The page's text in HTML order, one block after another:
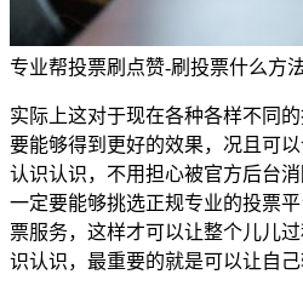
专业帮投票刷点赞-刷投票什么方
实际上这对于现在各种各样不同
要能够得到更好的效果，况且可
认识认识，不用担心被官方后台
一定要能够挑选正规专业的投票
票服务，这样才可以让整个儿儿
识认识，最重要的就是可以让自己